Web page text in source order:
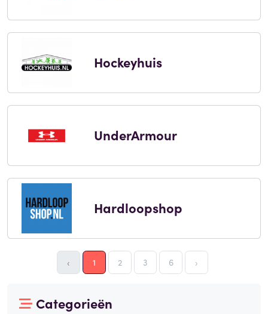
Hockeyhuis
UnderArmour
Hardloopshop
‹ 1 2 3 6 ›
Categorieën